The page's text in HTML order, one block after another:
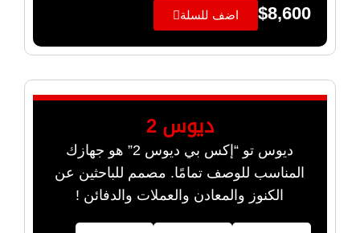
$8,600 اضف للسلة
ديوس 2
ديوس تو “إكس بي ديوس 2” هو جهازك
المناسب للوصف تمامًا. مصمم للباحثين عن
الكنوز والمعادن والعملات والدفائن !